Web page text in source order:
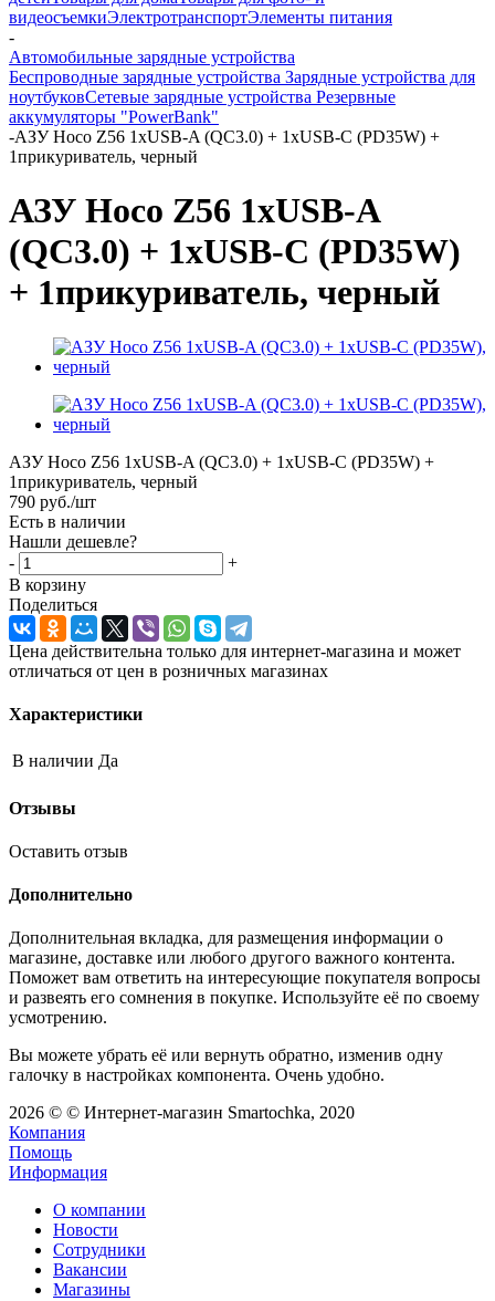
видеосъемкиЭлектротранспортЭлементы питания
-
Автомобильные зарядные устройства
Беспроводные зарядные устройства Зарядные устройства для
ноутбуковСетевые зарядные устройства Резервные
аккумуляторы "PowerBank"
-АЗУ Hoco Z56 1xUSB-A (QC3.0) + 1xUSB-C (PD35W) +
1прикуриватель, черный
АЗУ Hoco Z56 1xUSB-A
(QC3.0) + 1xUSB-C (PD35W)
+ 1прикуриватель, черный
АЗУ Hoco Z56 1xUSB-A (QC3.0) + 1xUSB-C (PD35W) +
1прикуриватель, черный
790 руб./шт
Есть в наличии
Нашли дешевле?
-
+
В корзину
Поделиться
Цена действительна только для интернет-магазина и может
отличаться от цен в розничных магазинах
Характеристики
В наличии Да
Отзывы
Оставить отзыв
Дополнительно
Дополнительная вкладка, для размещения информации о
магазине, доставке или любого другого важного контента.
Поможет вам ответить на интересующие покупателя вопросы
и развеять его сомнения в покупке. Используйте её по своему
усмотрению.
Вы можете убрать её или вернуть обратно, изменив одну
галочку в настройках компонента. Очень удобно.
2026 © © Интернет-магазин Smartochka, 2020
Компания
Помощь
Информация
О компании
Новости
Сотрудники
Вакансии
Магазины